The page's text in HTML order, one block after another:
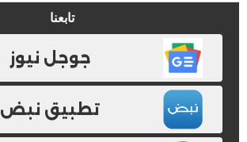
تابعنا
جوجل نيوز
تطبيق نبض